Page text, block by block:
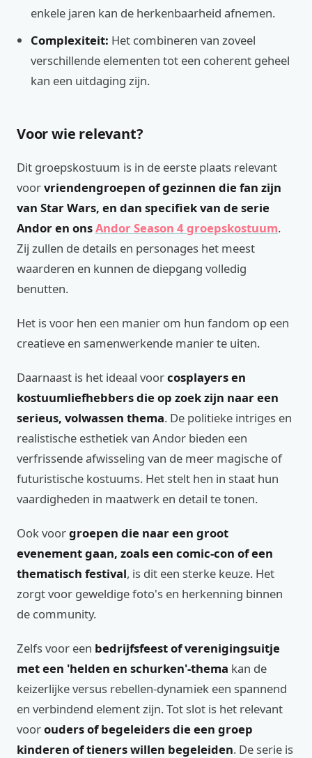
enkele jaren kan de herkenbaarheid afnemen.
Complexiteit: Het combineren van zoveel
verschillende elementen tot een coherent geheel
kan een uitdaging zijn.
Voor wie relevant?
Dit groepskostuum is in de eerste plaats relevant
voorvriendengroepen of gezinnen die fan zijn
van Star Wars, en dan specifiek van de serie
Andor en onsAndor Season 4 groepskostuum.
Zij zullen de details en personages het meest
waarderen en kunnen de diepgang volledig
benutten.
Het is voor hen een manier om hun fandom op een
creatieve en samenwerkende manier te uiten.
Daarnaast is het ideaal voorcosplayers en
kostuumliefhebbers die op zoek zijn naar een
serieus, volwassen thema. De politieke intriges en
realistische esthetiek van Andor bieden een
verfrissende afwisseling van de meer magische of
futuristische kostuums. Het stelt hen in staat hun
vaardigheden in maatwerk en detail te tonen.
Ook voorgroepen die naar een groot
evenement gaan, zoals een comic-con of een
thematisch festival, is dit een sterke keuze. Het
zorgt voor geweldige foto's en herkenning binnen
de community.
Zelfs voor een bedrijfsfeest of verenigingsuitje
met een 'helden en schurken'-thema kan de
keizerlijke versus rebellen-dynamiek een spannend
en verbindend element zijn. Tot slot is het relevant
voorouders of begeleiders die een groep
kinderen of tieners willen begeleiden. De serie is